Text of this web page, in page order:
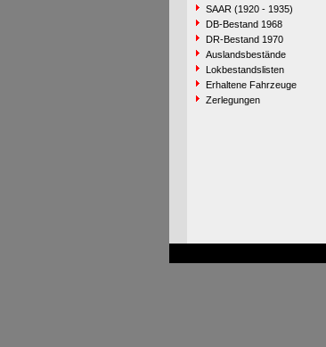
SAAR (1920 - 1935)
DB-Bestand 1968
DR-Bestand 1970
Auslandsbestände
Lokbestandslisten
Erhaltene Fahrzeuge
Zerlegungen